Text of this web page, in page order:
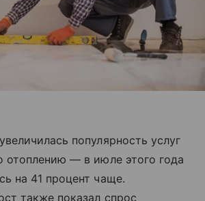
популярность услуг
отоплению — в июле этого года
на 41 процент чаще.
также показал спрос